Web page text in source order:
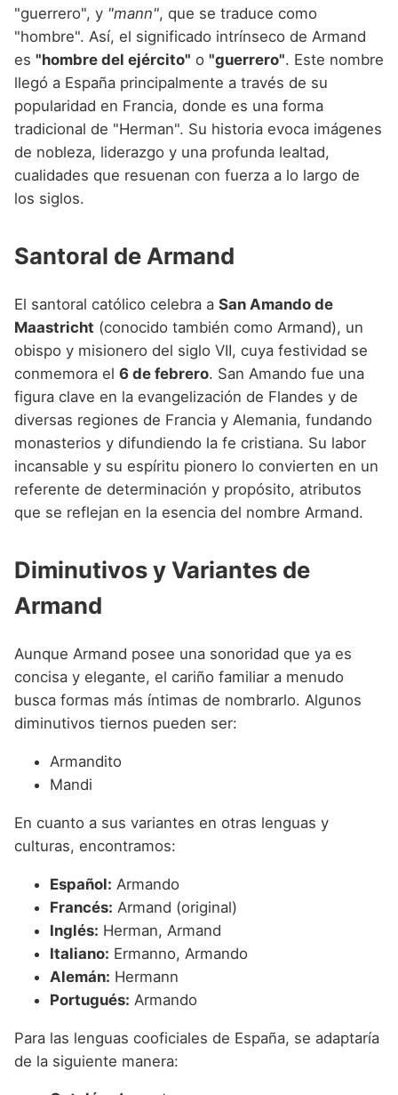
"guerrero", y "mann", que se traduce como
"hombre". Así, el significado intrínseco de Armand
es "hombre del ejército" o "guerrero". Este nombre
llegó a España principalmente a través de su
popularidad en Francia, donde es una forma
tradicional de "Herman". Su historia evoca imágenes
de nobleza, liderazgo y una profunda lealtad,
cualidades que resuenan con fuerza a lo largo de
los siglos.
Santoral de Armand
El santoral católico celebra a San Amando de
Maastricht (conocido también como Armand), un
obispo y misionero del siglo VII, cuya festividad se
conmemora el 6 de febrero. San Amando fue una
figura clave en la evangelización de Flandes y de
diversas regiones de Francia y Alemania, fundando
monasterios y difundiendo la fe cristiana. Su labor
incansable y su espíritu pionero lo convierten en un
referente de determinación y propósito, atributos
que se reflejan en la esencia del nombre Armand.
Diminutivos y Variantes de
Armand
Aunque Armand posee una sonoridad que ya es
concisa y elegante, el cariño familiar a menudo
busca formas más íntimas de nombrarlo. Algunos
diminutivos tiernos pueden ser:
Armandito
Mandi
En cuanto a sus variantes en otras lenguas y
culturas, encontramos:
Español: Armando
Francés: Armand (original)
Inglés: Herman, Armand
Italiano: Ermanno, Armando
Alemán: Hermann
Portugués: Armando
Para las lenguas cooficiales de España, se adaptaría
de la siguiente manera: